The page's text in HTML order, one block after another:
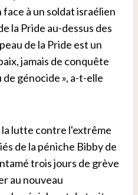
à un soldat israélien
la Pride au-dessus des
de la Pride est un
jamais de conquête
génocide », a-t-elle
la lutte contre l'extrême
de la péniche Bibby de
trois jours de grève
au nouveau